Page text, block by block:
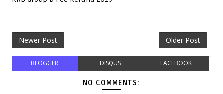
Newer Post Older Post
BLOGGER DISQUS FACEBOOK
NO COMMENTS: